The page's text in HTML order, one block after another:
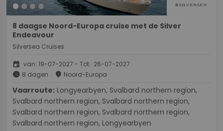
8 daagse Noord-Europa cruise met de Silver
Endeavour
Silversea Cruises
event van: 19-07-2027 - Tot: 26-07-2027
schedule 8 dagen place Noord-Europa
Vaarroute:
Svalbard northern region, Svalbard northern region,
Svalbard northern region, Svalbard northern region,
Svalbard northern region, Longyearbyen